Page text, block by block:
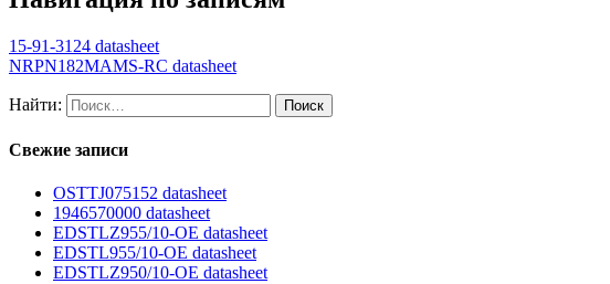
15-91-3124 datasheet
NRPN182MAMS-RC datasheet
Найти:
Свежие записи
OSTTJ075152 datasheet
1946570000 datasheet
EDSTLZ955/10-OE datasheet
EDSTL955/10-OE datasheet
EDSTLZ950/10-OE datasheet